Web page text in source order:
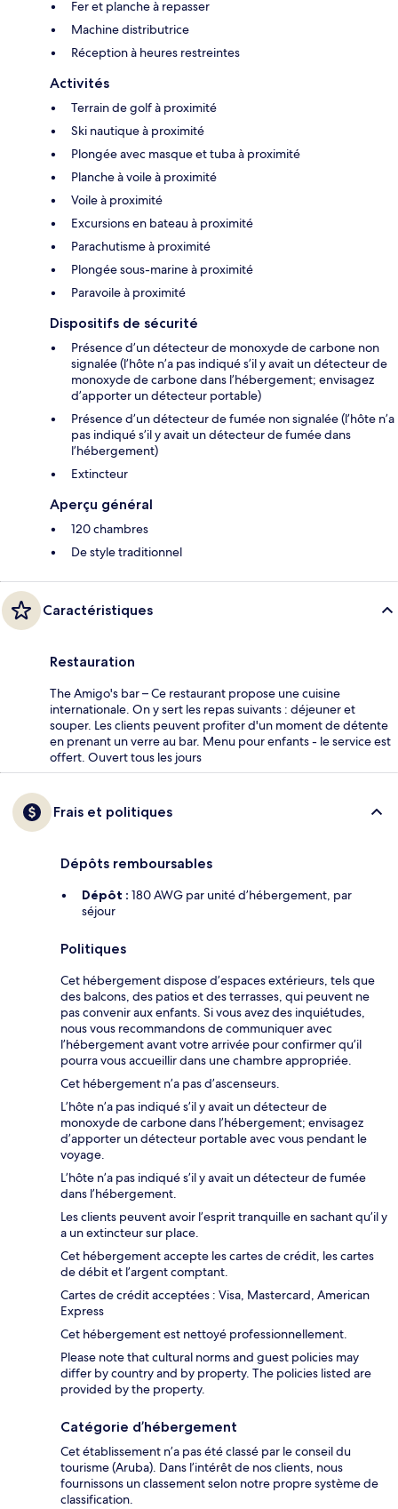
Fer et planche à repasser
Machine distributrice
Réception à heures restreintes
Activités
Terrain de golf à proximité
Ski nautique à proximité
Plongée avec masque et tuba à proximité
Planche à voile à proximité
Voile à proximité
Excursions en bateau à proximité
Parachutisme à proximité
Plongée sous-marine à proximité
Paravoile à proximité
Dispositifs de sécurité
Présence d’un détecteur de monoxyde de carbone non
signalée (l’hôte n’a pas indiqué s’il y avait un détecteur de
monoxyde de carbone dans l’hébergement; envisagez
d’apporter un détecteur portable)
Présence d’un détecteur de fumée non signalée (l’hôte n’a
pas indiqué s’il y avait un détecteur de fumée dans
l’hébergement)
Extincteur
Aperçu général
120 chambres
De style traditionnel
Caractéristiques
Restauration
The Amigo's bar – Ce restaurant propose une cuisine
internationale. On y sert les repas suivants : déjeuner et
souper. Les clients peuvent profiter d'un moment de détente
en prenant un verre au bar. Menu pour enfants - le service est
offert. Ouvert tous les jours
Frais et politiques
Dépôts remboursables
Dépôt : 180 AWG par unité d’hébergement, par
séjour
Politiques
Cet hébergement dispose d’espaces extérieurs, tels que
des balcons, des patios et des terrasses, qui peuvent ne
pas convenir aux enfants. Si vous avez des inquiétudes,
nous vous recommandons de communiquer avec
l’hébergement avant votre arrivée pour confirmer qu’il
pourra vous accueillir dans une chambre appropriée.
Cet hébergement n’a pas d’ascenseurs.
L’hôte n’a pas indiqué s’il y avait un détecteur de
monoxyde de carbone dans l’hébergement; envisagez
d’apporter un détecteur portable avec vous pendant le
voyage.
L’hôte n’a pas indiqué s’il y avait un détecteur de fumée
dans l’hébergement.
Les clients peuvent avoir l’esprit tranquille en sachant qu’il y
a un extincteur sur place.
Cet hébergement accepte les cartes de crédit, les cartes
de débit et l’argent comptant.
Cartes de crédit acceptées : Visa, Mastercard, American
Express
Cet hébergement est nettoyé professionnellement.
Please note that cultural norms and guest policies may
differ by country and by property. The policies listed are
provided by the property.
Catégorie d’hébergement
Cet établissement n’a pas été classé par le conseil du
tourisme (Aruba). Dans l’intérêt de nos clients, nous
fournissons un classement selon notre propre système de
classification.